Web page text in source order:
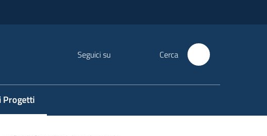
Seguici su Cerca
Progetti